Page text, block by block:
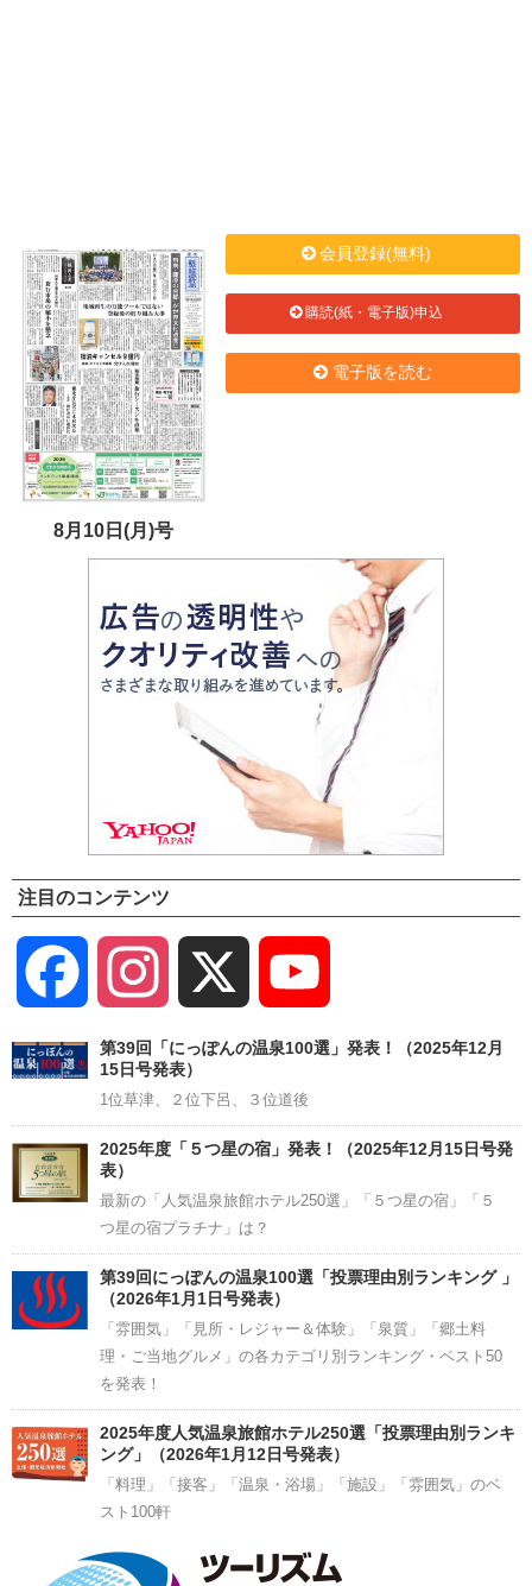
8月10日(月)号
会員登録(無料)
購読(紙・電子版)申込
電子版を読む
注目のコンテンツ
Facebook Instagram
Channel
第39回「にっぽんの温泉100選」発表！（2025年12月
15日号発表）
1位草津、２位下呂、３位道後
2025年度「５つ星の宿」発表！（2025年12月15日号発
表）
最新の「人気温泉旅館ホテル250選」「５つ星の宿」「５
つ星の宿プラチナ」は？
第39回にっぽんの温泉100選「投票理由別ランキング 」
（2026年1月1日号発表）
「雰囲気」「見所・レジャー＆体験」「泉質」「郷土料
理・ご当地グルメ」の各カテゴリ別ランキング・ベスト50
を発表！
2025年度人気温泉旅館ホテル250選「投票理由別ランキ
ング」（2026年1月12日号発表）
「料理」「接客」「温泉・浴場」「施設」「雰囲気」のベ
スト100軒